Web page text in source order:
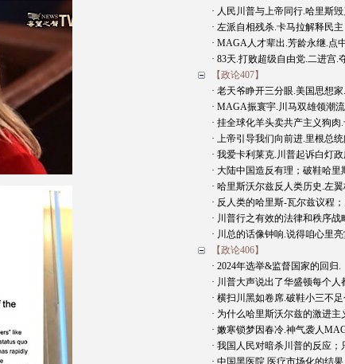
· 人民川普与上帝同行.哈里斯
· 左派自相残杀.卡马拉解释民主
· MAGA人才辈出.芳龄永继.点
· 83天.打败超级自由党.二进宫.
【政论407】
· 老天爷睁开三分眼.美国思想家.
· MAGA振寰宇.川马双雄领潮
· 挂全球化羊头卖共产主义狗肉
· 上帝引导我们向前进.里根总统
· 我爱卡利莱克.川普起诉白灯政
· 大陆中国造反有理；破鞋哈里
· 哈里斯沃尔兹反人类历史.左翼
· 反人类的哈里斯-瓦尔兹议程；
· 川普行之有效的法律和秩序战
· 川总的话像钟响.说得咱心里
【政论406】
· 2024年选举&监督国家的回归.
· 川普大声说出了华盛顿每个人
· 横扫川黑如卷席.破鞋小三不
· 为什么哈里斯沃尔兹的激进主
· 嫩寒锁梦因春冷.神气袭人
· 我国人民对暗杀川普的反应；
· 中国黑医院.医疗市场化的结果